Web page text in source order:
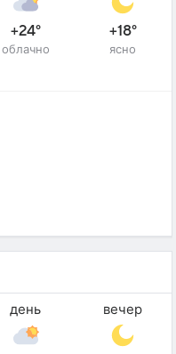
+24°
облачно
+18°
ясно
день вечер